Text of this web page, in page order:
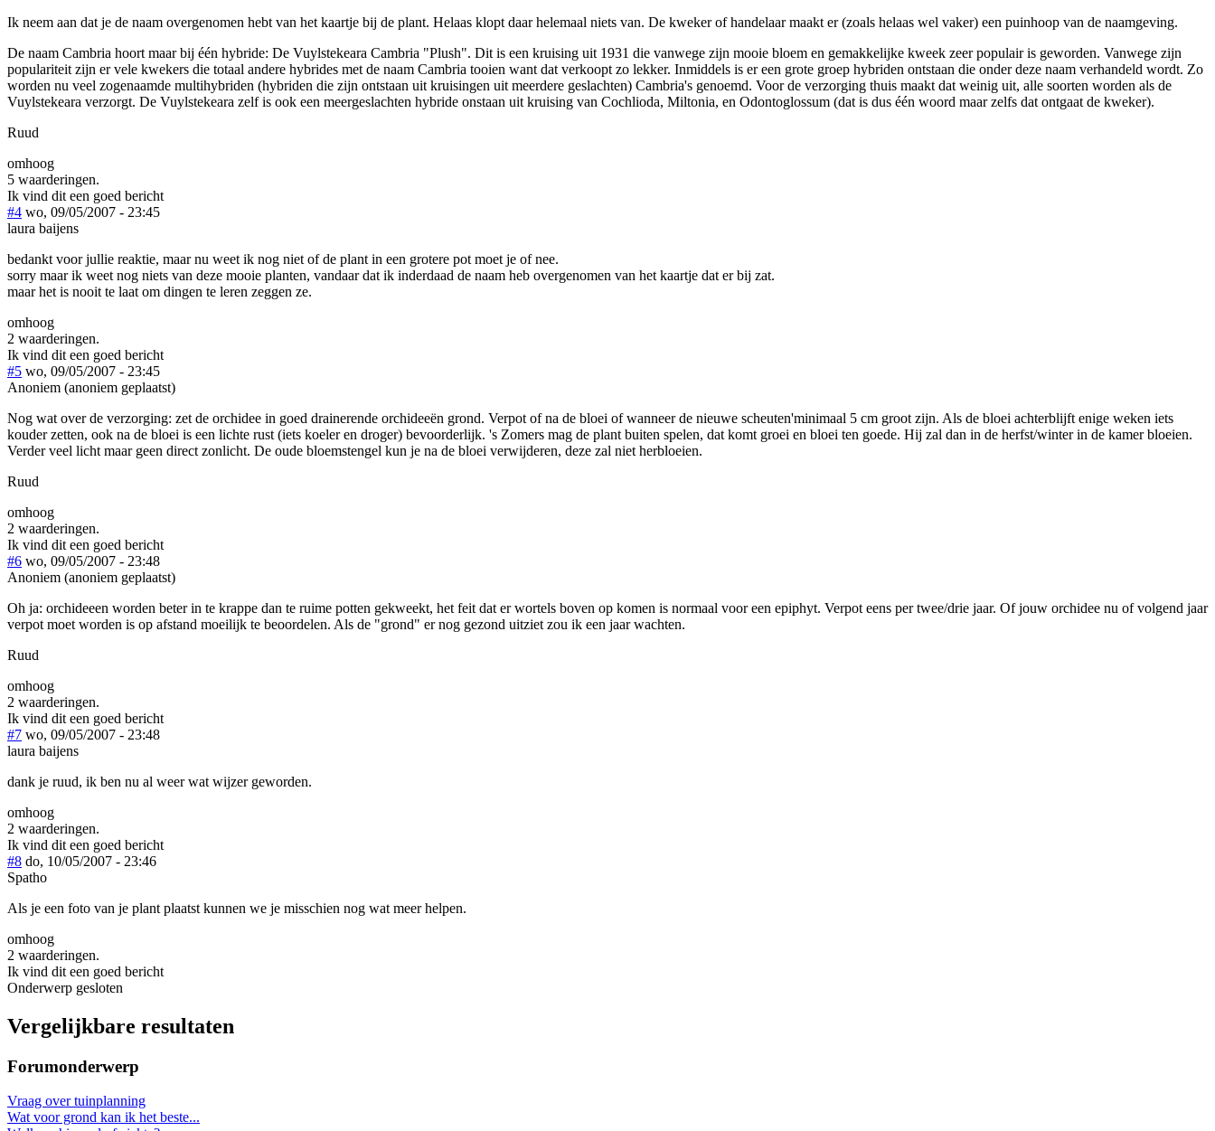
Ik neem aan dat je de naam overgenomen hebt van het kaartje bij de plant. Helaas klopt daar helemaal niets van. De kweker of handelaar maakt er (zoals helaas wel vaker) een puinhoop van de naamgeving.
De naam Cambria hoort maar bij één hybride: De Vuylstekeara Cambria "Plush". Dit is een kruising uit 1931 die vanwege zijn mooie bloem en gemakkelijke kweek zeer populair is geworden. Vanwege zijn
populariteit zijn er vele kwekers die totaal andere hybrides met de naam Cambria tooien want dat verkoopt zo lekker. Inmiddels is er een grote groep hybriden ontstaan die onder deze naam verhandeld wordt. Zo
worden nu veel zogenaamde multihybriden (hybriden die zijn ontstaan uit kruisingen uit meerdere geslachten) Cambria's genoemd. Voor de verzorging thuis maakt dat weinig uit, alle soorten worden als de
Vuylstekeara verzorgt. De Vuylstekeara zelf is ook een meergeslachten hybride onstaan uit kruising van Cochlioda, Miltonia, en Odontoglossum (dat is dus één woord maar zelfs dat ontgaat de kweker).
Ruud
omhoog
5 waarderingen.
Ik vind dit een goed bericht
#4 wo, 09/05/2007 - 23:45
laura baijens
bedankt voor jullie reaktie, maar nu weet ik nog niet of de plant in een grotere pot moet je of nee.
sorry maar ik weet nog niets van deze mooie planten, vandaar dat ik inderdaad de naam heb overgenomen van het kaartje dat er bij zat.
maar het is nooit te laat om dingen te leren zeggen ze.
omhoog
2 waarderingen.
Ik vind dit een goed bericht
#5 wo, 09/05/2007 - 23:45
Anoniem (anoniem geplaatst)
Nog wat over de verzorging: zet de orchidee in goed drainerende orchideeën grond. Verpot of na de bloei of wanneer de nieuwe scheuten'minimaal 5 cm groot zijn. Als de bloei achterblijft enige weken iets
kouder zetten, ook na de bloei is een lichte rust (iets koeler en droger) bevoorderlijk. 's Zomers mag de plant buiten spelen, dat komt groei en bloei ten goede. Hij zal dan in de herfst/winter in de kamer bloeien.
Verder veel licht maar geen direct zonlicht. De oude bloemstengel kun je na de bloei verwijderen, deze zal niet herbloeien.
Ruud
omhoog
2 waarderingen.
Ik vind dit een goed bericht
#6 wo, 09/05/2007 - 23:48
Anoniem (anoniem geplaatst)
Oh ja: orchideeen worden beter in te krappe dan te ruime potten gekweekt, het feit dat er wortels boven op komen is normaal voor een epiphyt. Verpot eens per twee/drie jaar. Of jouw orchidee nu of volgend jaar
verpot moet worden is op afstand moeilijk te beoordelen. Als de "grond" er nog gezond uitziet zou ik een jaar wachten.
Ruud
omhoog
2 waarderingen.
Ik vind dit een goed bericht
#7 wo, 09/05/2007 - 23:48
laura baijens
dank je ruud, ik ben nu al weer wat wijzer geworden.
omhoog
2 waarderingen.
Ik vind dit een goed bericht
#8 do, 10/05/2007 - 23:46
Spatho
Als je een foto van je plant plaatst kunnen we je misschien nog wat meer helpen.
omhoog
2 waarderingen.
Ik vind dit een goed bericht
Onderwerp gesloten
Vergelijkbare resultaten
Forumonderwerp
Vraag over tuinplanning
Wat voor grond kan ik het beste...